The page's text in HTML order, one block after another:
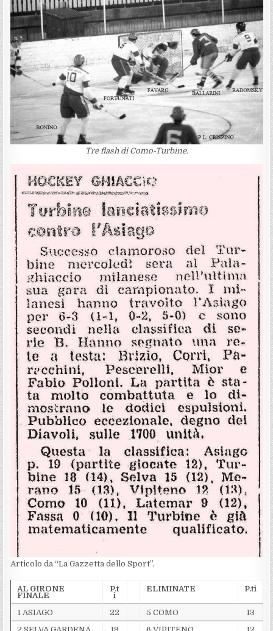
Tre flash di Como-Turbine.
Articolo da “La Gazzetta dello Sport”.
AL GIRONE
FINALE
P.t
i
ELIMINATE P.ti
1 ASIAGO 22 5 COMO
13